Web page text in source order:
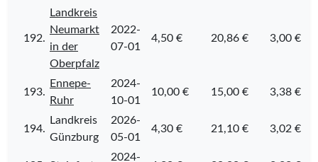
192.
Landkreis
Neumarkt
in der
Oberpfalz
2022-
07-01
4,50 € 20,86 € 3,00 €
193.
Ennepe-
Ruhr
2024-
10-01
10,00 € 15,00 € 3,38 €
194.
Landkreis
Günzburg
2026-
05-01
4,30 € 21,10 € 3,02 €
2024-